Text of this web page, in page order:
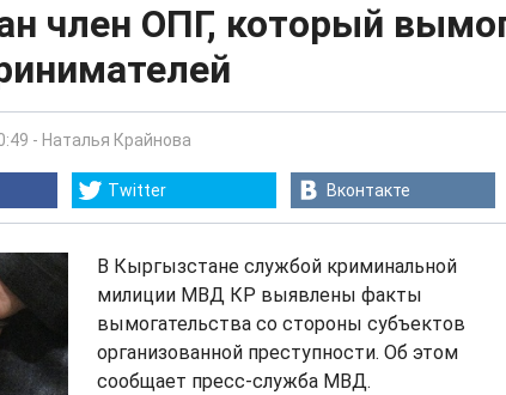
член ОПГ, который
- Наталья Крайнова
Twitter Вконтакте
В Кыргызстане службой криминальной
милиции МВД КР выявлены факты
вымогательства со стороны субъектов
организованной преступности. Об этом
сообщает пресс-служба МВД.